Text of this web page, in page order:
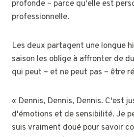
profonde – parce qu'elle est
professionnelle.
Les deux partagent une longue
saison les oblige à affronter de
qui peut – et ne peut pas – être
« Dennis, Dennis, Dennis. C'est
d'émotions et de sensibilité. Je
suis vraiment doué pour savoir